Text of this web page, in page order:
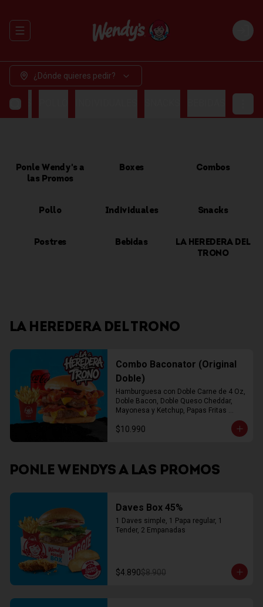
Abrir menu de navegación Login
¿Dónde quieres pedir?
Ponle Wendy's a
las Promos
Boxes Combos
Pollo Individuales Snacks
Postres Bebidas
LA HEREDERA DEL
TRONO
LA HEREDERA DEL TRONO
Combo Baconator (Original
Doble)
Hamburguesa con Doble Carne de 4 Oz,
Doble Bacon, Doble Queso Cheddar,
Mayonesa y Ketchup, Papas Fritas
$10.990
PONLE WENDYS A LAS PROMOS
Daves Box 45%
1 Daves simple, 1 Papa regular, 1
Tender, 2 Empanadas
$4.890$8.900